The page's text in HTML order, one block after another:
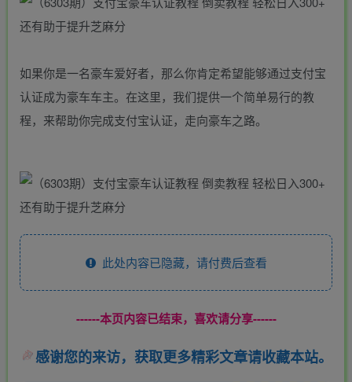
如果你是一名豪车爱好者，那么你肯定希望能够通过支付宝
认证成为豪车车主。在这里，我们提供一个简单易行的教
程，来帮助你完成支付宝认证，走向豪车之路。
此处内容已隐藏，请付费后查看
------本页内容已结束，喜欢请分享------
感谢您的来访，获取更多精彩文章请收藏本站。